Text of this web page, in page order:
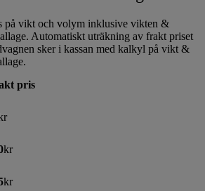
på vikt och volym inklusive vikten &
Automatiskt uträkning av frakt priset
sker i kassan med kalkyl på vikt &
pris
kr
kr